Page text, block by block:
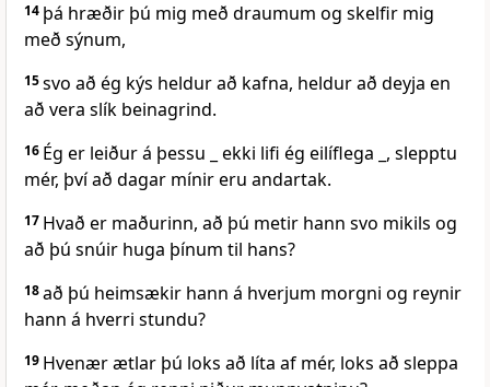
14 þá hræðir þú mig með draumum og skelfir mig
með sýnum,
15svo að ég kýs heldur að kafna, heldur að deyja en
að vera slík beinagrind.
16 Ég er leiður á þessu _ ekki lifi ég eilíflega _, slepptu
mér, því að dagar mínir eru andartak.
17 Hvað er maðurinn, að þú metir hann svo mikils og
að þú snúir huga þínum til hans?
18að þú heimsækir hann á hverjum morgni og reynir
hann á hverri stundu?
19 Hvenær ætlar þú loks að líta af mér, loks að sleppa